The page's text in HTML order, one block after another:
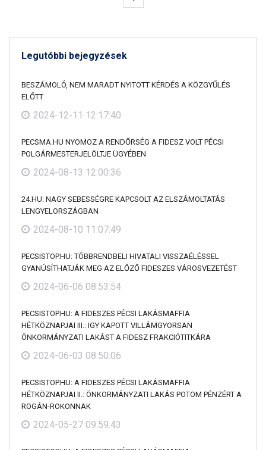
Legutóbbi bejegyzések
BESZÁMOLÓ, NEM MARADT NYITOTT KÉRDÉS A KÖZGYŰLÉS
ELŐTT
2024-12-11 12:17:40
PECSMA.HU NYOMOZ A RENDŐRSÉG A FIDESZ VOLT PÉCSI
POLGÁRMESTERJELÖLTJE ÜGYÉBEN
2024-08-13 12:00:36
24.HU: NAGY SEBESSÉGRE KAPCSOLT AZ ELSZÁMOLTATÁS
LENGYELORSZÁGBAN
2024-08-10 11:07:49
PECSISTOP.HU: TÖBBRENDBELI HIVATALI VISSZAÉLÉSSEL
GYANÚSÍTHATJÁK MEG AZ ELŐZŐ FIDESZES VÁROSVEZETÉST
2024-06-06 08:53:54
PECSISTOP.HU: A FIDESZES PÉCSI LAKÁSMAFFIA
HÉTKÖZNAPJAI III.: IGY KAPOTT VILLÁMGYORSAN
ÖNKORMÁNYZATI LAKÁST A FIDESZ FRAKCIÓTITKÁRA
2024-06-03 08:50:06
PECSISTOP.HU: A FIDESZES PÉCSI LAKÁSMAFFIA
HÉTKÖZNAPJAI II.: ÖNKORMÁNYZATI LAKÁS POTOM PÉNZÉRT A
ROGÁN-ROKONNAK
2024-05-27 09:59:43